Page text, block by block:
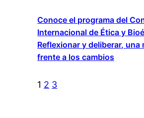
Conoce el programa del
Internacional de Ética y
Reflexionar y deliberar, una
frente a los cambios
1 2 3